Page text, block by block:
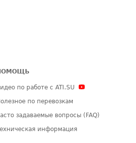
по работе с ATI.SU
по перевозкам
задаваемые вопросы (FAQ)
информация